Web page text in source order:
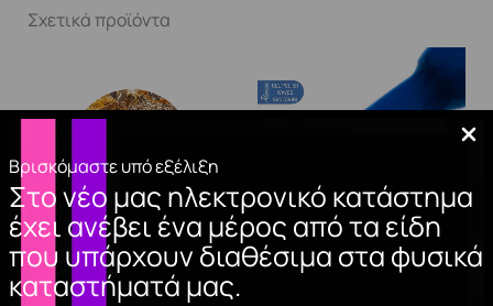
Βρισκόμαστε υπό εξέλιξη
Στο νέο μας ηλεκτρονικό κατάστημα
έχει ανέβει ένα μέρος από τα είδη
που υπάρχουν διαθέσιμα στα φυσικά
καταστήματά μας.
Σχετικά προϊόντα
ΦΥΛΛΑ ΧΡΥΣΟΥ